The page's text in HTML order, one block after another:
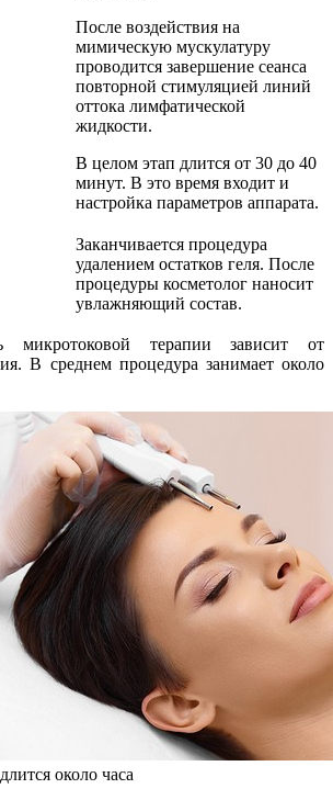
После воздействия на
мимическую мускулатуру
проводится завершение сеанса
повторной стимуляцией линий
оттока лимфатической
жидкости.
В целом этап длится от 30 до 40
минут. В это время входит и
настройка параметров аппарата.
Заканчивается процедура
удалением остатков геля. После
процедуры косметолог наносит
увлажняющий состав.
микротоковой терапии зависит от
В среднем процедура занимает около
около часа